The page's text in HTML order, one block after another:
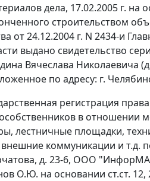
дела, 17.02.2005 г.
строительством
от 24.12.2004 г. N 2434-и
выдано свидетельство
Вячеслава
по адресу: г.
регистрация
в
лестничные площадки,
коммуникации и т.д.
д. 23-6, ООО
О.Ю. на основании ст.ст. 12,